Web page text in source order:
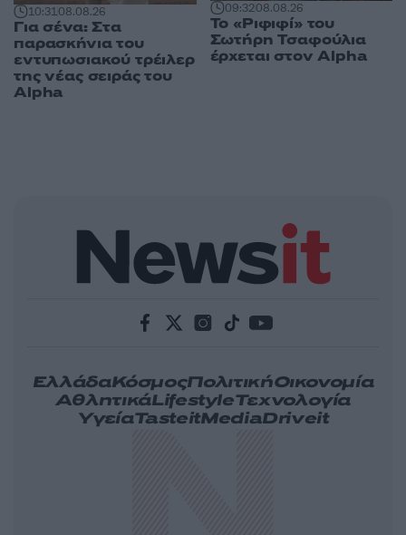
10:3108.08.26
Για σένα: Στα
παρασκήνια του
εντυπωσιακού τρέιλερ
της νέας σειράς του
Alpha
09:3208.08.26
Το «Ριφιφί» του
Σωτήρη Τσαφούλια
έρχεται στον Alpha
ΕλλάδαΚόσμοςΠολιτικήΟικονομία
ΑθλητικάLifestyleΤεχνολογία
ΥγείαTasteitMediaDriveit